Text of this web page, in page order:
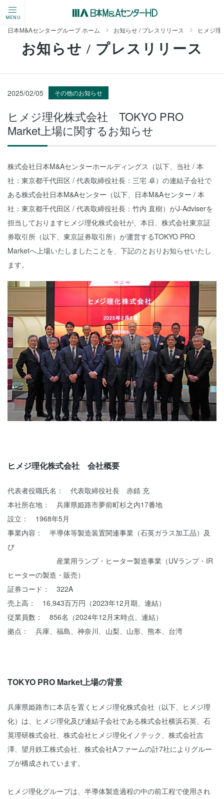
MENU
日本M&Aセンターグループ ホーム お知らせ / プレスリリース ヒメジ
お知らせ / プレスリリース
2025/02/05 その他のお知らせ
ヒメジ理化株式会社 TOKYO PRO
Market上場に関するお知らせ
株式会社日本M&Aセンターホールディングス（以下、当社 / 本
社：東京都千代田区 / 代表取締役社長：三宅 卓）の連結子会社で
ある株式会社日本M&Aセンター（以下、日本M&Aセンター / 本
社：東京都千代田区 / 代表取締役社長：竹内 直樹）がJ-Adviserを
担当しておりますヒメジ理化株式会社が、本日、株式会社東京証
券取引所（以下、東京証券取引所）が運営するTOKYO PRO
Marketへ上場いたしましたことを、下記のとおりお知らせいたし
ます。
ヒメジ理化株式会社 会社概要
代表者役職氏名： 代表取締役社長 赤錆 充
本社所在地： 兵庫県姫路市夢前町杉之内17番地
設立： 1968年5月
事業内容： 半導体等製造装置関連事業（石英ガラス加工品）及
び
産業用ランプ・ヒーター製造事業（UVランプ・IR
ヒーターの製造・販売）
証券コード： 322A
売上高： 16,943百万円（2023年12月期、連結）
従業員数： 856名（2024年12月末時点、連結）
拠点： 兵庫、福島、神奈川、山梨、山形、熊本、台湾
TOKYO PRO Market上場の背景
兵庫県姫路市に本店を置くヒメジ理化株式会社（以下、ヒメジ理
化）は、ヒメジ理化及び連結子会社である株式会社横浜石英、石
英理研株式会社、株式会社ヒメジ理化イノテック、株式会社吉
澤、望月鉄工株式会社、株式会社Aファームの計7社によりグルー
プが構成されています。
ヒメジ理化グループは、半導体製造過程の中の前工程で使用され